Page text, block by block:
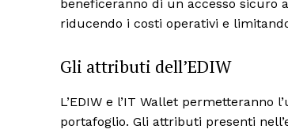
beneficeranno di un accesso sicuro
riducendo i costi operativi e
Gli attributi dell’EDIW
L’EDIW e l’IT Wallet
portafoglio. Gli attributi presenti